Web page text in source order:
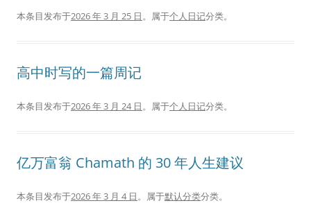
本条目发布于2026 年 3 月 25 日。属于个人日记分类。
高中时写的一篇周记
本条目发布于2026 年 3 月 24 日。属于个人日记分类。
亿万富翁 Chamath 的 30 年人生建议
本条目发布于2026 年 3 月 4 日。属于默认分类分类。